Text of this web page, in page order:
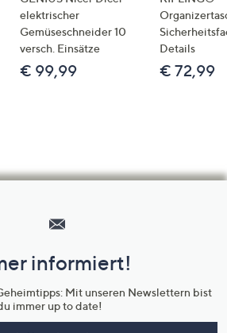
elektrischer
Gemüseschneider 10
versch. Einsätze
€ 99,99
Details
€ 72,99
informiert!
Mit unseren Newslettern bist
immer up to date!